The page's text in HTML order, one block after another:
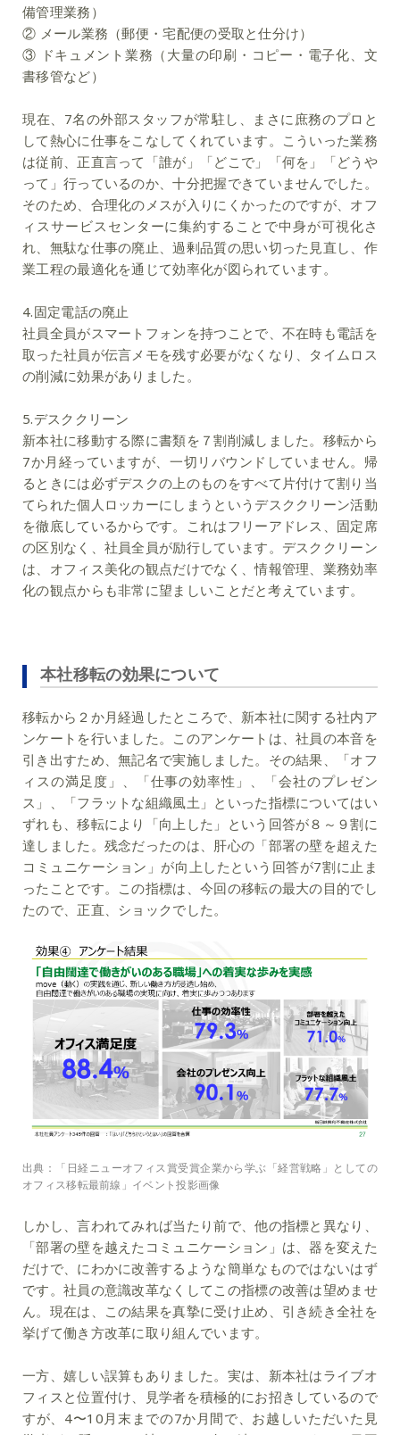
備管理業務）
② メール業務（郵便・宅配便の受取と仕分け）
③ ドキュメント業務（大量の印刷・コピー・電子化、文
書移管など）
現在、7名の外部スタッフが常駐し、まさに庶務のプロと
して熱心に仕事をこなしてくれています。こういった業務
は従前、正直言って「誰が」「どこで」「何を」「どうや
って」行っているのか、十分把握できていませんでした。
そのため、合理化のメスが入りにくかったのですが、 オフ
ィスサービスセンターに集約することで中身が可視化さ
れ、無駄な仕事の廃止、過剰品質の思い切った見直し、作
業工程の最適化を通じて効率化が図られています 。
4.固定電話の廃止
社員全員がスマートフォンを持つことで、不在時も電話を
取った社員が伝言メモを残す必要がなくなり、タイムロス
の削減に効果がありました。
5.デスククリーン
新本社に移動する際に書類を７割削減しました。移転から
7か月経っていますが、一切リバウンドしていません。帰
るときには必ずデスクの上のものをすべて片付けて割り当
てられた個人ロッカーにしまうというデスククリーン活動
を徹底しているからです。これはフリーアドレス、固定席
の区別なく、社員全員が励行しています。デスククリーン
は、オフィス美化の観点だけでなく、情報管理、業務効率
化の観点からも非常に望ましいことだと考えています。
本社移転の効果について
移転から２か月経過したところで、新本社に関する社内ア
ンケートを行いました。このアンケートは、社員の本音を
引き出すため、無記名で実施しました。その結果、「オフ
ィスの満足度」、「仕事の効率性」、「会社のプレゼン
ス」、「フラットな組織風土」といった指標についてはい
ずれも、移転により「向上した」という回答が８～９割に
達しました。 残念だったのは、肝心の「部署の壁を超えた
コミュニケーション」が向上したという回答が7割に止ま
った ことです。この指標は、今回の移転の最大の目的でし
たので、正直、ショックでした。
出典：「日経ニューオフィス賞受賞企業から学ぶ「経営戦略」としての
オフィス移転最前線」イベント投影画像
しかし、言われてみれば当たり前で、他の指標と異なり、
「部署の壁を越えたコミュニケーション」は、器を変えた
だけで、にわかに改善するような簡単なものではないはず
です。 社員の意識改革なくしてこの指標の改善は望めませ
ん。現在は、この結果を真摯に受け止め、引き続き全社を
挙げて働き方改革に取り組んでいます。
一方、嬉しい誤算もありました。実は、新本社はライブオ
フィスと位置付け、見学者を積極的にお招きしているので
すが、4〜10月末までの7か月間で、お越しいただいた見